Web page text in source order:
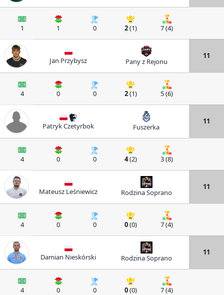
1 1 0 2(1) 7 (4)
Jan Przybysz Pany z Rejonu
11
4 0 0 2(1) 5 (6)
Patryk Czetyrbok Fuszerka
11
4 0 0 4(2) 3 (8)
Mateusz Leśniewicz Rodzina Soprano
11
4 0 0 0(0) 7 (4)
Damian Nieskórski Rodzina Soprano
11
4 0 0 0(0) 7 (4)